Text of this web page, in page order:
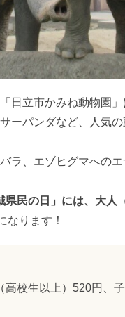
日立市かみね動物園
ーパンダなど、人気の
ラ、エゾヒグマへの
民の日」には、大人
なります！
高校生以上）520円、